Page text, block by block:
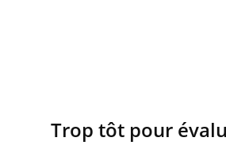
Trop tôt pour